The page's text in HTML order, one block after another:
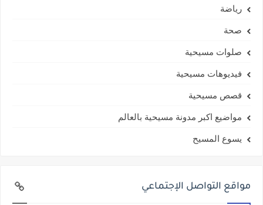
رياضة
صحة
صلوات مسيحية
فيديوهات مسيحية
قصص مسيحية
مواضيع اكبر مدونة مسيحية بالعالم
يسوع المسيح
مواقع التواصل الإجتماعي